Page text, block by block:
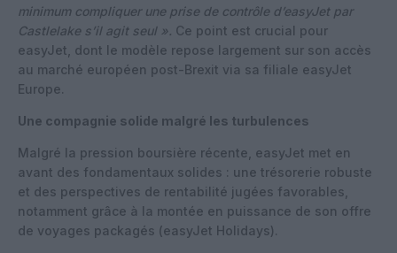
minimum compliquer une prise de contrôle d’easyJet par
Castlelake s’il agit seul ». Ce point est crucial pour
easyJet, dont le modèle repose largement sur son accès
au marché européen post-Brexit via sa filiale easyJet
Europe.
Une compagnie solide malgré les turbulences
Malgré la pression boursière récente, easyJet met en
avant des fondamentaux solides : une trésorerie robuste
et des perspectives de rentabilité jugées favorables,
notamment grâce à la montée en puissance de son offre
de voyages packagés (easyJet Holidays).